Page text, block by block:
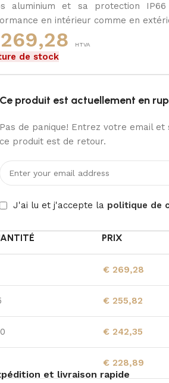
aluminium et sa protection
en intérieur comme en
269,28 HTVA
de stock
Ce produit est actuellement en
Pas de panique! Entrez votre email et
ce produit est de retour.
J'ai lu et j'accepte la politique de
PRIX
€ 269,28
€ 255,82
€ 242,35
€ 228,89
et livraison rapide